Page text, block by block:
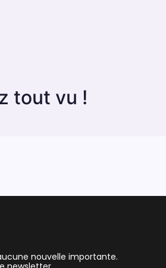
tout vu !
nouvelle importante.